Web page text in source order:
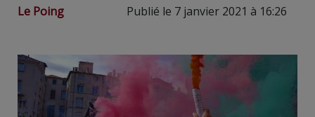
Le Poing Publié le 7 janvier 2021 à 16:26